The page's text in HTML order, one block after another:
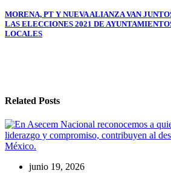
MORENA, PT Y NUEVA ALIANZA VAN
LAS ELECCIONES 2021 DE
LOCALES
Related Posts
junio 19, 2026